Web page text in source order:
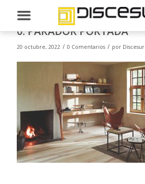
0. PARADOR PORTADA
20 octubre, 2022 / 0 Comentarios / por Discesur